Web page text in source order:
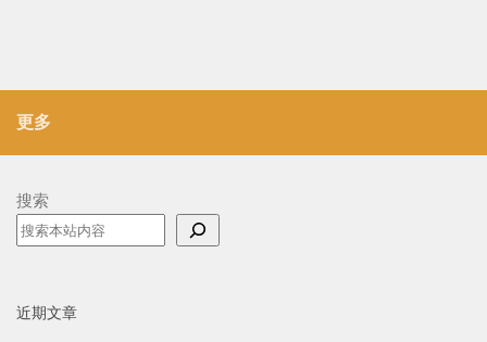
更多
搜索
近期文章